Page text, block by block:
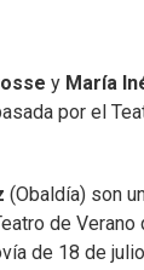
y María
por el
(Obaldía) son
de
de 18 de